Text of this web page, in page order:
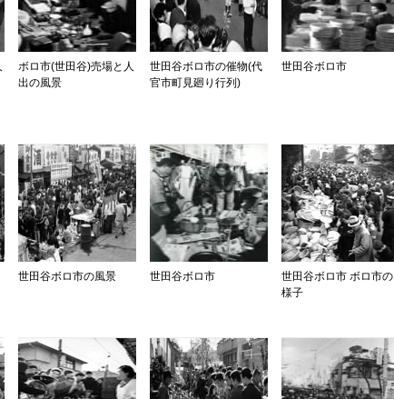
ボロ市(世田谷)売場と人
出の風景
世田谷ボロ市の催物(代
官市町見廻り行列)
世田谷ボロ市
世田谷ボロ市の風景 世田谷ボロ市
世田谷ボロ市 ボロ市の
様子